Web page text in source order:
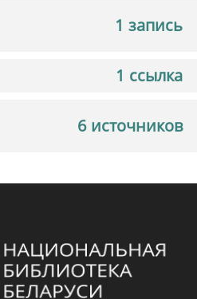
1 запись
1 ссылка
6 источников